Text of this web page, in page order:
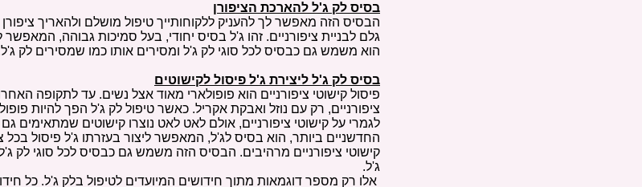
בסיס לק ג'ל להארכת הציפורן
הבסיס הזה מאפשר לך להעניק ללקוחותייך טיפול מושלם ולהאריך
גלם לבניית ציפורניים. זהו ג'ל בסיס יחודי, בעל סמיכות גבוהה,
הוא משמש גם כבסיס לכל סוגי לק ג'ל ומסירים אותו כמו שמסירים לק
בסיס לק ג'ל ליצירת ג'ל פיסול לקישוטים
פיסול קישוטי ציפורניים הוא פופולארי מאוד אצל נשים. עד לתקופה
ציפורניים, רק עם נוזל ואבקת אקריל. כאשר טיפול לק ג'ל הפך להיות
לגמרי על קישוטי ציפורניים, אולם לאט לאט נוצרו קישוטים שמתאימים
החדשניים ביותר, הוא בסיס לג'ל, המאפשר ליצור בעזרתו ג'ל פיסול
קישוטי ציפורניים מרהיבים. הבסיס הזה משמש גם כבסיס לכל סוגי לק
ג'ל.
אלו רק מספר דוגמאות מתוך חידושים המיועדים לטיפול בלק ג'ל. כל